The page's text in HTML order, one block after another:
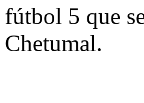
fútbol 5 que
Chetumal.